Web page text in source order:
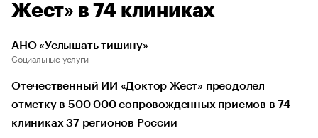
Жест» в 74 клиниках
АНО «Услышать тишину»
Социальные услуги
Отечественный ИИ «Доктор Жест» преодолел
отметку в 500 000 сопровожденных приемов в 74
клиниках 37 регионов России